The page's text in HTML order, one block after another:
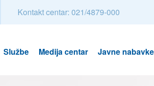
Kontakt centar: 021/4879-000
Službe Medija centar Javne nabavke